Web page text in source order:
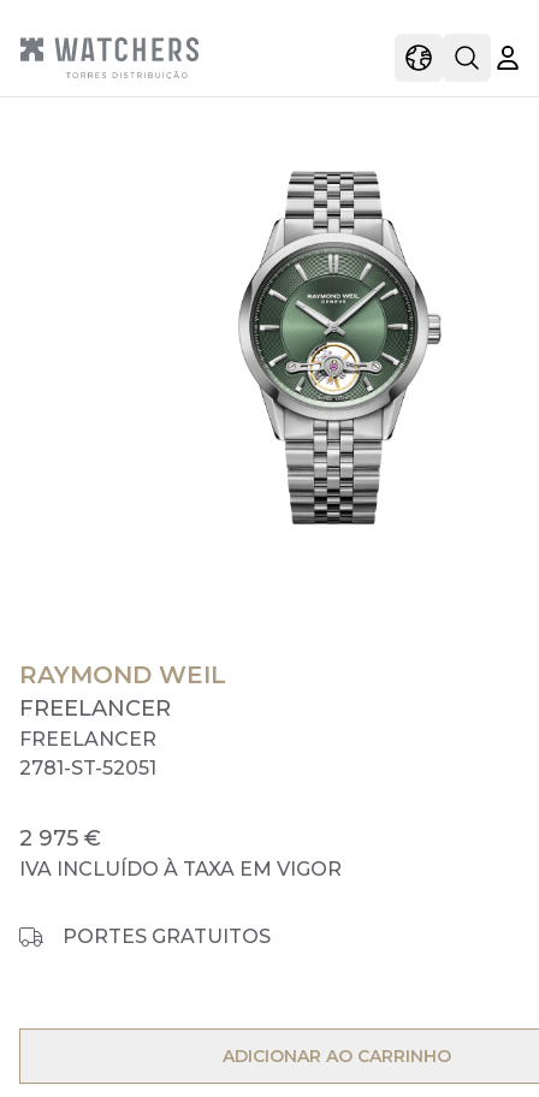
viewOpen
RAYMOND WEIL
FREELANCER
FREELANCER
2781-ST-52051
2 975 €
IVA INCLUÍDO À TAXA EM VIGOR
PORTES GRATUITOS
ADICIONAR AO CARRINHO